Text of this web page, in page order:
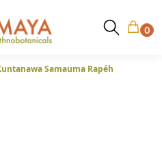
0
Samauma Rapéh